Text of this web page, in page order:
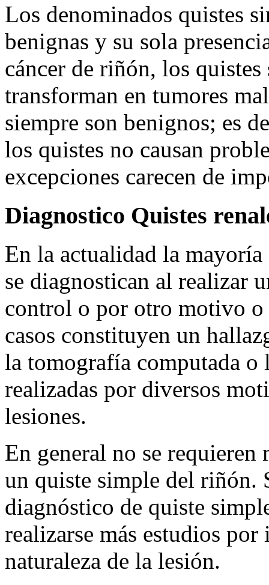
Los denominados quistes
benignas y su sola
cáncer de riñón, los
transforman en tumores
siempre son benignos; es
los quistes no causan
excepciones carecen de
Diagnostico Quistes
En la actualidad la
se diagnostican al realizar
control o por otro motivo o
casos constituyen un
la tomografía computada o
realizadas por diversos
lesiones.
En general no se requieren
un quiste simple del riñón.
diagnóstico de quiste
realizarse más estudios
naturaleza de la lesión.